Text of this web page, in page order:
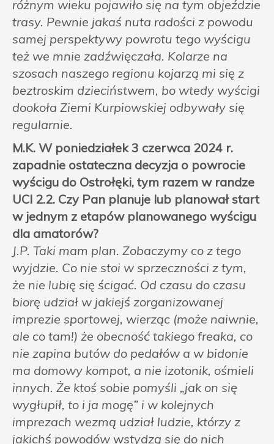
różnym wieku pojawiło się na tym objeździe
trasy. Pewnie jakaś nuta radości z powodu
samej perspektywy powrotu tego wyścigu
też we mnie zadźwięczała. Kolarze na
szosach naszego regionu kojarzą mi się z
beztroskim dzieciństwem, bo wtedy wyścigi
dookoła Ziemi Kurpiowskiej odbywały się
regularnie.
M.K. W poniedziałek 3 czerwca 2024 r.
zapadnie ostateczna decyzja o powrocie
wyścigu do Ostrołęki, tym razem w randze
UCI 2.2. Czy Pan planuje lub planował start
w jednym z etapów planowanego wyścigu
dla amatorów?
J.P. Taki mam plan. Zobaczymy co z tego
wyjdzie. Co nie stoi w sprzeczności z tym,
że nie lubię się ścigać. Od czasu do czasu
biorę udział w jakiejś zorganizowanej
imprezie sportowej, wierząc (może naiwnie,
ale co tam!) że obecność takiego freaka, co
nie zapina butów do pedałów a w bidonie
ma domowy kompot, a nie izotonik, ośmieli
innych. Że ktoś sobie pomyśli „jak on się
wygłupił, to i ja mogę” i w kolejnych
imprezach wezmą udział ludzie, którzy z
jakichś powodów wstydzą się do nich